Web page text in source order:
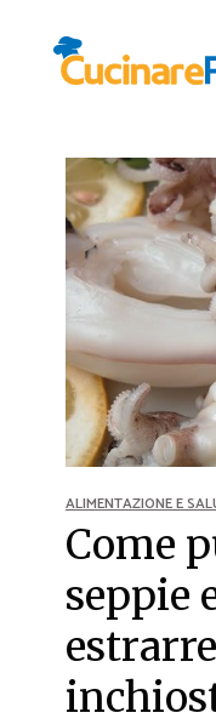
ALIMENTAZIONE E
Come
seppie